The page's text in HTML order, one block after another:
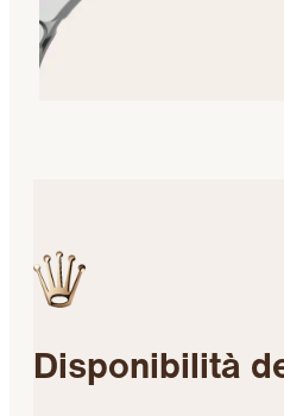
Disponibilità